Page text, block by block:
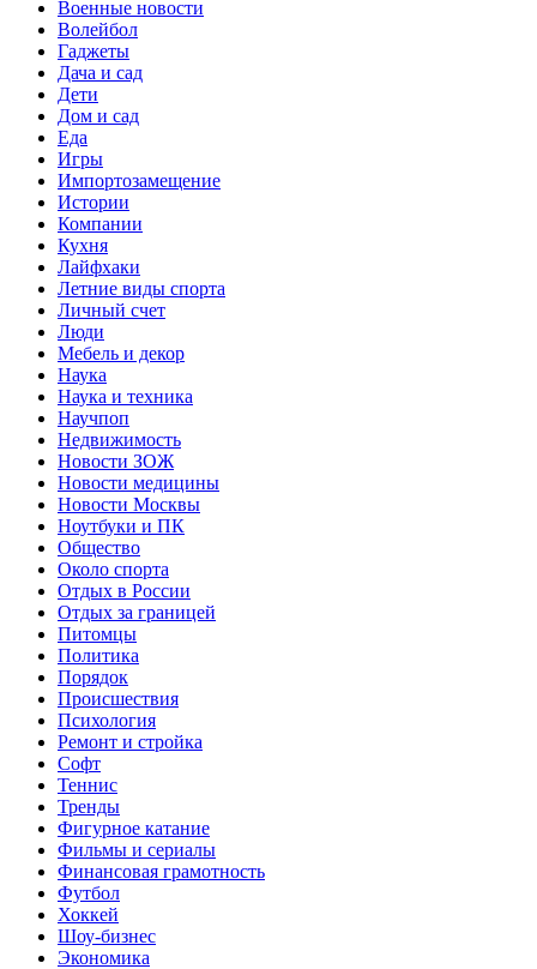
Военные новости
Волейбол
Гаджеты
Дача и сад
Дети
Дом и сад
Еда
Игры
Импортозамещение
Истории
Компании
Кухня
Лайфхаки
Летние виды спорта
Личный счет
Люди
Мебель и декор
Наука
Наука и техника
Научпоп
Недвижимость
Новости ЗОЖ
Новости медицины
Новости Москвы
Ноутбуки и ПК
Общество
Около спорта
Отдых в России
Отдых за границей
Питомцы
Политика
Порядок
Происшествия
Психология
Ремонт и стройка
Софт
Теннис
Тренды
Фигурное катание
Фильмы и сериалы
Финансовая грамотность
Футбол
Хоккей
Шоу-бизнес
Экономика